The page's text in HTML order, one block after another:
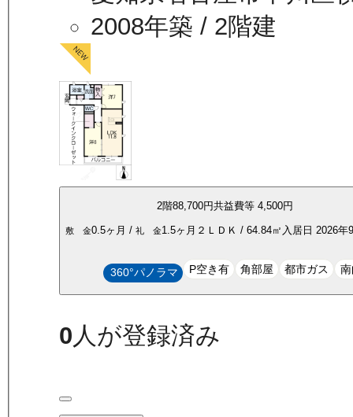
2008年築 / 2階建
2階88,700円共益費等4,500円
敷 金0.5ヶ月 /礼 金1.5ヶ月 ２ＬＤＫ /64.84㎡ 入居日2026年
360°パノラマ P空き有 角部屋 都市ガス
0人が登録済み